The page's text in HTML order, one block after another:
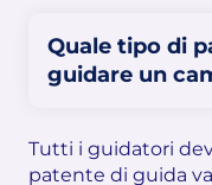
Quale tipo di
guidare un
Tutti i guidatori
patente di guida